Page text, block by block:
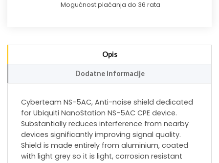
Mogućnost plaćanja do 36 rata
Opis
Dodatne informacije
Cyberteam NS-5AC, Anti-noise shield dedicated
for Ubiquiti NanoStation NS-5AC CPE device.
Substantially reduces interference from nearby
devices significantly improving signal quality.
Shield is made entirely from aluminium, coated
with light grey so it is light, corrosion resistant